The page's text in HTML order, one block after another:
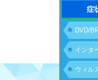
症
DVD/
インタ
ウィル